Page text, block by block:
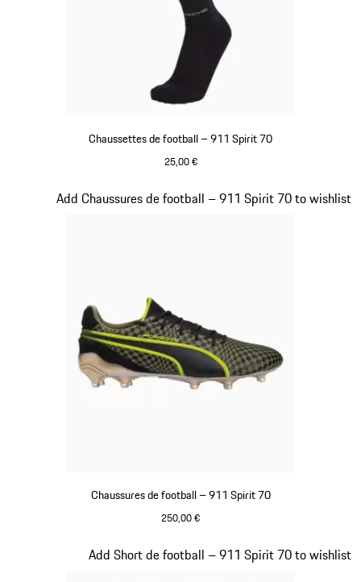
Chaussettes de football – 911 Spirit 70
25,00 €
Chaussures de football – 911 Spirit 70
250,00 €
Add Chaussures de football – 911 Spirit 70 to wishlist
Diapositive 2 sur 8
Add Short de football – 911 Spirit 70 to wishlist
Diapositive 3 sur 8